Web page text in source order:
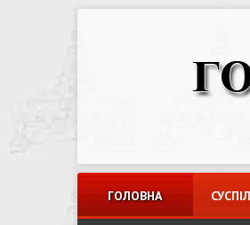
ГОЛОВНА